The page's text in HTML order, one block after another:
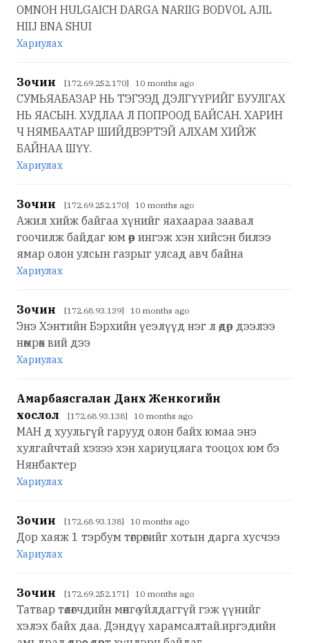
OMNOH HULGAICH DARGA NARIIG BODVOL AJIL
HIIJ BNA SHUI
Хариулах
Зочин [172.69.252.170] 10 months ago
СУМЬЯАБАЗАР НЬ ТЭГЭЭД ДЭЛГҮҮРИЙГ БУУЛГАХ
НЬ ЯАСЫН. ХУДЛАА Л ПОПРООД БАЙСАН. ХАРИН
Ч НЯМБААТАР ШИЙДВЭРТЭЙ АЛХАМ ХИЙЖ
БАЙНАА ШҮҮ.
Хариулах
Зочин [172.69.252.170] 10 months ago
Ажил хийж байгаа хүнийг яахаараа заавал
гоочилж байдаг юм өөр ингэж хэн хийсэн билээ
ямар олон улсын газрыг улсад авч байна
Хариулах
Зочин [172.68.93.139] 10 months ago
Энэ Хэнтийн Бэрхийн үеэлүүд нэг л өдөр дээлээ
нөмрөх вий дээ
Хариулах
Амарбаясгалан Данх Женкогийн
хослол
[172.68.93.138] 10 months ago
МАН д хуульгүй гарууд олон байх юмаа энэ
хулгайчтай хэзээ хэн хариуцлага тооцох юм бэ
Нянбактер
Хариулах
Зочин [172.68.93.138] 10 months ago
Дор хаяж 1 тэрбум төгрөгийг хотын дарга хусчээ
Хариулах
Зочин [172.69.252.171] 10 months ago
Татвар төлөгчдийн мөнгө уйлдаггүй гэж үүнийг
хэлэх байх даа. Дэндүү харамсалтай.иргэдийн